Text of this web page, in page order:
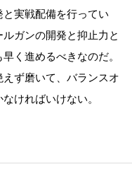
実戦配備を行ってい
ガンの開発と抑止力と
く進めるべきなのだ。
ず磨いて、バランスオ
ければいけない。